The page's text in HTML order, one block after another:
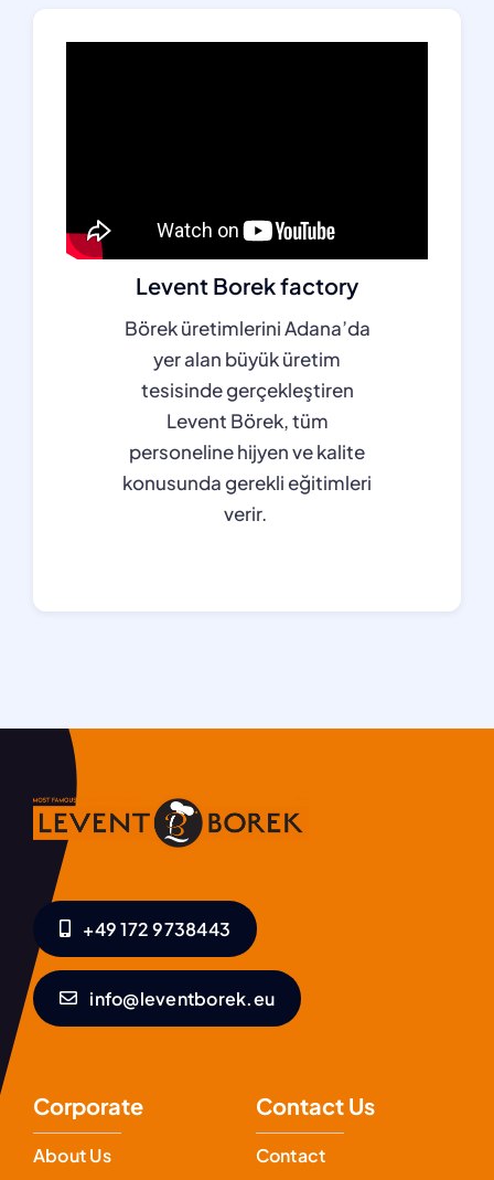
Levent Borek factory
Börek üretimlerini Adana’da
yer alan büyük üretim
tesisinde gerçekleştiren
Levent Börek, tüm
personeline hijyen ve kalite
konusunda gerekli eğitimleri
verir.
+49 172 9738443
info@leventborek.eu
Corporate
About Us
Contact Us
Contact